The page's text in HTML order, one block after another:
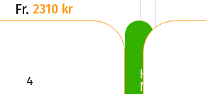
Fr. 2310 kr
Köp
Nu